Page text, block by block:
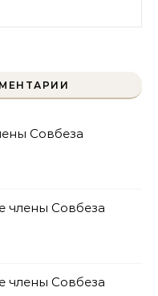
Совбеза
члены Совбеза
члены Совбеза